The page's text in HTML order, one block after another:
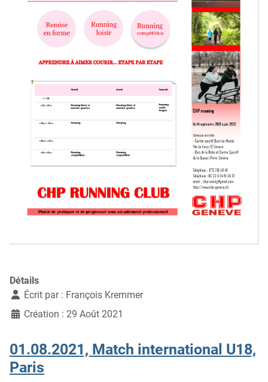
Détails
Écrit par : François Kremmer
Création : 29 Août 2021
01.08.2021, Match international U18,
Paris